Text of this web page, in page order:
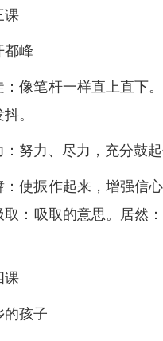
课
都峰
：像笔杆一样直上直下。
。
：努力、尽力，充分鼓起
：使振作起来，增强信
取：吸取的意思。居然
课
的孩子